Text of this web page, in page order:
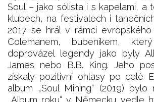
Soul – jako sólista i s kapelami, a
klubech, na festivalech i
2017 se hrál v rámci
Colemanem, bubeníkem,
doprovázel legendy jako byly
James nebo B.B. King. Jeho
získaly pozitivní ohlasy po celé
album „Soul Mining“ (2019) bylo
„Album roku“ v Německu vedle